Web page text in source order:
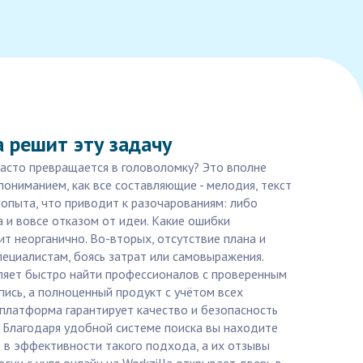
решит эту задачу
превращается в головоломку? Это вполне
как все составляющие - мелодия, текст
что приводит к разочарованиям: либо
вовсе отказом от идеи. Какие ошибки
неорганично. Во-вторых, отсутствие плана и
боясь затрат или самовыражения.
быстро найти профессионалов с проверенным
а полноценный продукт с учётом всех
гарантирует качество и безопасность
удобной системе поиска вы находите
эффективности такого подхода, а их отзывы